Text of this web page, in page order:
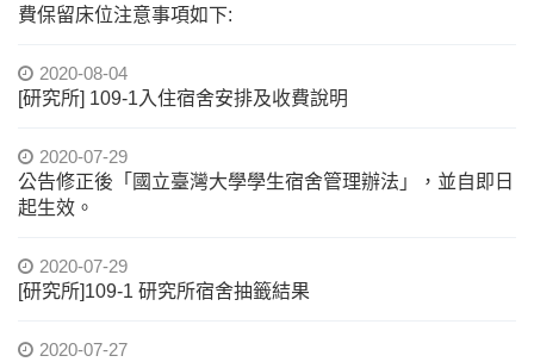
費保留床位注意事項如下:
2020-08-04
[研究所] 109-1入住宿舍安排及收費說明
2020-07-29
公告修正後「國立臺灣大學學生宿舍管理辦法」，並自即日
起生效。
2020-07-29
[研究所]109-1 研究所宿舍抽籤結果
2020-07-27